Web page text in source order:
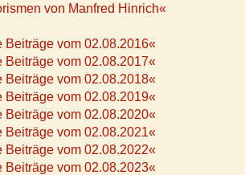
von Manfred Hinrich«
Beiträge vom 02.08.2016«
Beiträge vom 02.08.2017«
Beiträge vom 02.08.2018«
Beiträge vom 02.08.2019«
Beiträge vom 02.08.2020«
Beiträge vom 02.08.2021«
Beiträge vom 02.08.2022«
Beiträge vom 02.08.2023«